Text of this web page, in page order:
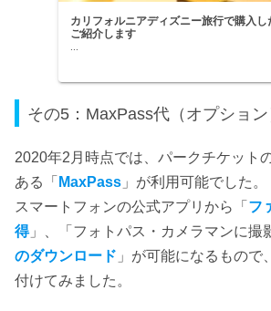
カリフォルニアディズニー旅行で購入し
ご紹介します
その5：MaxPass代（オプション
2020年2月時点では、パークチケット
ある「 MaxPass 」が利用可能でした。
スマートフォンの公式アプリから「 フ
得」、「フォトパス・カメラマンに撮
のダウンロード 」が可能になるもので
付けてみました。